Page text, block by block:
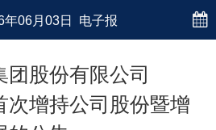
年06月03日 电子报
团股份有限公司
次增持公司股份暨增